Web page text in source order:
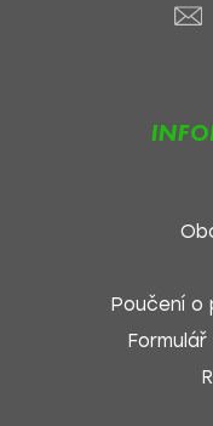
Poučení o